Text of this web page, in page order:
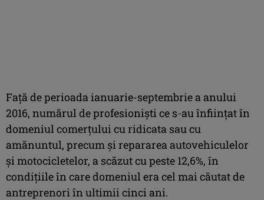
Faţă de perioada ianuarie-septembrie a anului
2016, numărul de profesionişti ce s-au înfiinţat în
domeniul comerţului cu ridicata sau cu
amănuntul, precum şi repararea autovehiculelor
şi motocicletelor, a scăzut cu peste 12,6%, în
condiţiile în care domeniul era cel mai căutat de
antreprenori în ultimii cinci ani.